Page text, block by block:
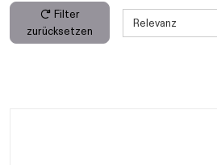
Filter
zurücksetzen